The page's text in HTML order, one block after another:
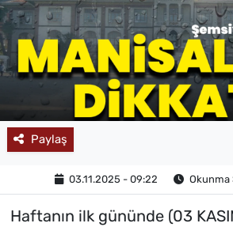
Paylaş
03.11.2025 - 09:22 Okunma
Haftanın ilk gününde (03
MAGAZİN